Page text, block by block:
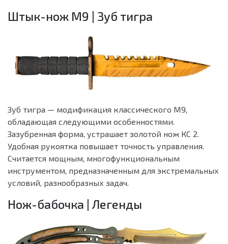
Штык-нож M9 | Зуб тигра
Зуб тигра — модификация классического M9,
обладающая следующими особенностями.
Зазубренная форма, устрашает золотой нож КС 2.
Удобная рукоятка повышает точность управления.
Считается мощным, многофункциональным
инструментом, предназначенным для экстремальных
условий, разнообразных задач.
Нож-бабочка | Легенды